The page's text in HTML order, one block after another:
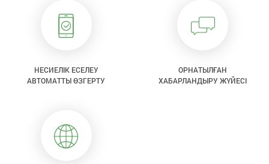
НЕСИЕЛІК ЕСЕЛЕУ
АВТОМАТТЫ ӨЗГЕРТУ
ОРНАТЫЛҒАН
ХАБАРЛАНДЫРУ ЖҮЙЕСІ